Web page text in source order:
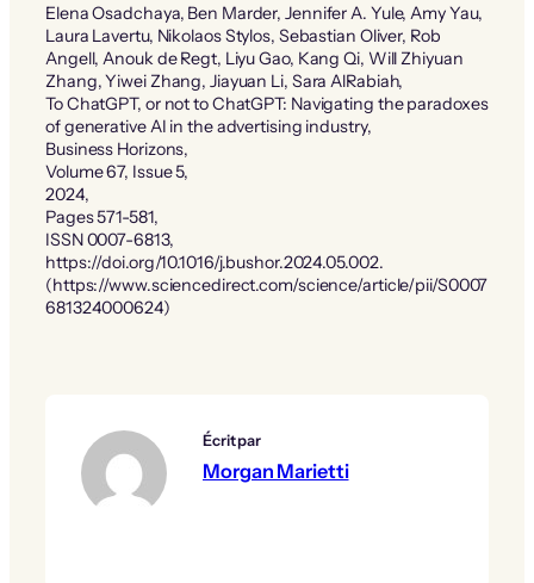
Elena Osadchaya, Ben Marder, Jennifer A. Yule, Amy Yau,
Laura Lavertu, Nikolaos Stylos, Sebastian Oliver, Rob
Angell, Anouk de Regt, Liyu Gao, Kang Qi, Will Zhiyuan
Zhang, Yiwei Zhang, Jiayuan Li, Sara AlRabiah,
To ChatGPT, or not to ChatGPT: Navigating the paradoxes
of generative AI in the advertising industry,
Business Horizons,
Volume 67, Issue 5,
2024,
Pages 571-581,
ISSN 0007-6813,
https://doi.org/10.1016/j.bushor.2024.05.002.
(https://www.sciencedirect.com/science/article/pii/S0007
681324000624)
Écrit par
Morgan Marietti